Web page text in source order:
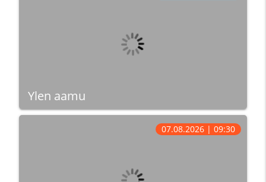
Ylen aamu
07.08.2026 | 09:30